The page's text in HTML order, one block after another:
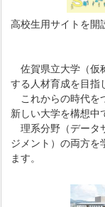
高校生用サイトを開
佐賀県立大学（仮
する人材育成を目指
これからの時代を
新しい大学を構想中
理系分野（データ
ジメント）の両方を
ます。